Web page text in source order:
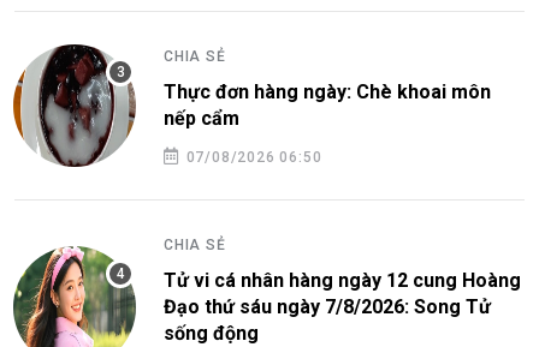
CHIA SẺ
Thực đơn hàng ngày: Chè khoai môn
nếp cẩm
07/08/2026 06:50
CHIA SẺ
Tử vi cá nhân hàng ngày 12 cung Hoàng
Đạo thứ sáu ngày 7/8/2026: Song Tử
sống động